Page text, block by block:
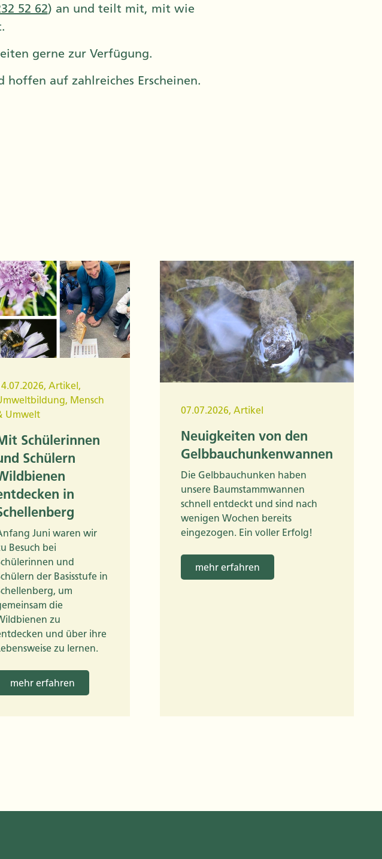
52 62) an und teilt mit, mit wie
gerne zur Verfügung.
auf zahlreiches Erscheinen.
,Artikel,
, Mensch
Umwelt
Schülerinnen
Schülern
in
Juni waren wir
Besuch bei
und
der Basisstufe in
um
die
zu
und über ihre
zu lernen.
mehr erfahren
07.07.2026, Artikel
Neuigkeiten von den
Gelbbauchunkenwannen
Die Gelbbauchunken haben
unsere Baumstammwannen
schnell entdeckt und sind nach
wenigen Wochen bereits
eingezogen. Ein voller Erfolg!
mehr erfahren